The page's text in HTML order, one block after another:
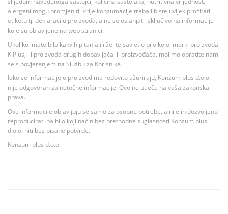
alergeni mogu promjeniti. Prije konzumacije trebali biste uvijek pročitati
etiketu tj. deklaraciju proizvoda, a ne se oslanjati isključivo na informacije
koje su objavljene na web stranici.
Ukoliko imate bilo kakvih pitanja ili želite savjet o bilo kojoj marki proizvoda
K Plus, ili proizvoda drugih dobavljača ili proizvođača, molimo obratite nam
se s povjerenjem na Službu za Korisnike.
Iako se informacije o proizvodima redovito ažuriraju, Konzum plus d.o.o.
nije odgovoran za netočne informacije. Ovo ne utječe na vaša zakonska
prava.
Ove informacije objavljuju se samo za osobne potrebe, a nije ih dozvoljeno
reproducirati na bilo koji način bez prethodne suglasnosti Konzum plus
d.o.o. niti bez pisane potvrde.
Konzum plus d.o.o.